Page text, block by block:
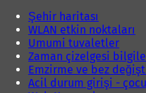
Şehir haritası
WLAN etkin noktaları
Umumi tuvaletler
Zaman çizelgesi
Emzirme ve bez
Acil durum girişi -